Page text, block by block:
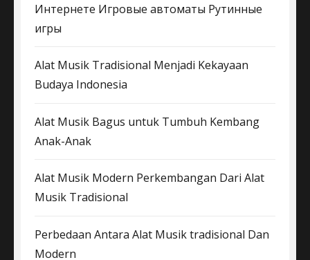
Интернете Игровые автоматы Рутинные
игры
Alat Musik Tradisional Menjadi Kekayaan
Budaya Indonesia
Alat Musik Bagus untuk Tumbuh Kembang
Anak-Anak
Alat Musik Modern Perkembangan Dari Alat
Musik Tradisional
Perbedaan Antara Alat Musik tradisional Dan
Modern